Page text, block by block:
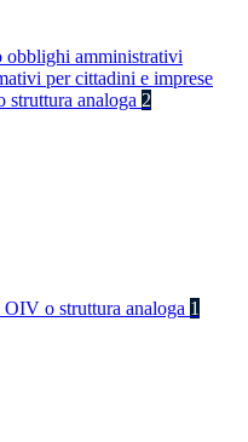
obblighi amministrativi
per cittadini e imprese
analoga 2
o struttura analoga 1